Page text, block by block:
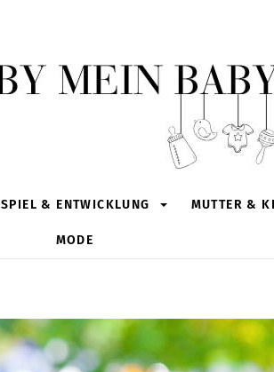
SPIEL & ENTWICKLUNG MUTTER &
MODE